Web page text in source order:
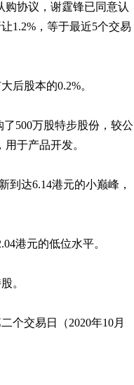
购协议，谢霆锋已同意认
1.2%，等于最近5个交易
后股本的0.2%。
500万股特步股份，较公
于产品开发。
到达6.14港元的小巅峰，
港元的低位水平。
。
个交易日（2020年10月